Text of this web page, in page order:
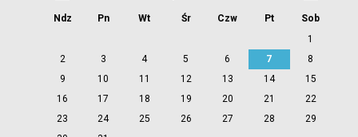
Ndz Pn Wt Śr Czw Pt
Sob
1
2
3 4 5 6 7
8
9
10 11 12 13 14
15
16
17 18 19 20 21
22
23
24 25 26 27 28
29